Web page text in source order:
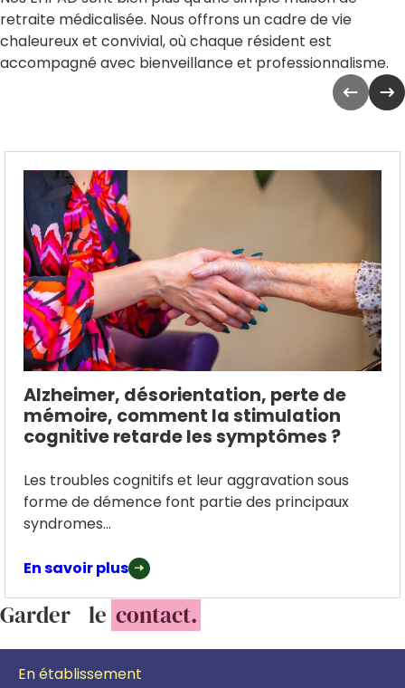
retraite médicalisée. Nous offrons un cadre de vie
chaleureux et convivial, où chaque résident est
accompagné avec bienveillance et professionnalisme.
Alzheimer, désorientation, perte de
mémoire, comment la stimulation
cognitive retarde les symptômes ?
Les troubles cognitifs et leur aggravation sous
forme de démence font partie des principaux
syndromes...
En savoir plus
Garder le contact.
En établissement